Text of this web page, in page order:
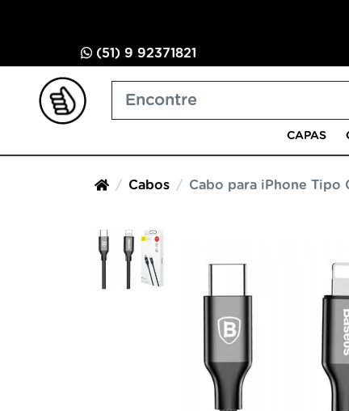
(51) 9 92371821
CAPAS
Cabos Cabo para iPhone Tipo